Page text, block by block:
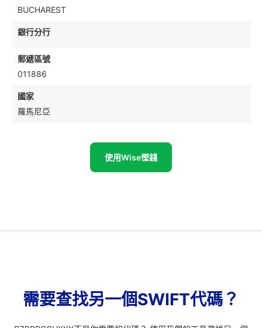
BUCHAREST
銀行分行
郵遞區號
011886
國家
羅馬尼亞
使用Wise慳錢
需要查找另一個SWIFT代碼？